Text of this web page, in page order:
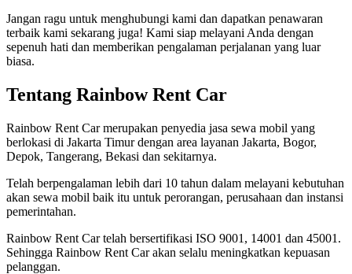
Jangan ragu untuk menghubungi kami dan dapatkan penawaran
terbaik kami sekarang juga! Kami siap melayani Anda dengan
sepenuh hati dan memberikan pengalaman perjalanan yang luar
biasa.
Tentang Rainbow Rent Car
Rainbow Rent Car merupakan penyedia jasa sewa mobil yang
berlokasi di Jakarta Timur dengan area layanan Jakarta, Bogor,
Depok, Tangerang, Bekasi dan sekitarnya.
Telah berpengalaman lebih dari 10 tahun dalam melayani kebutuhan
akan sewa mobil baik itu untuk perorangan, perusahaan dan instansi
pemerintahan.
Rainbow Rent Car telah bersertifikasi ISO 9001, 14001 dan 45001.
Sehingga Rainbow Rent Car akan selalu meningkatkan kepuasan
pelanggan.